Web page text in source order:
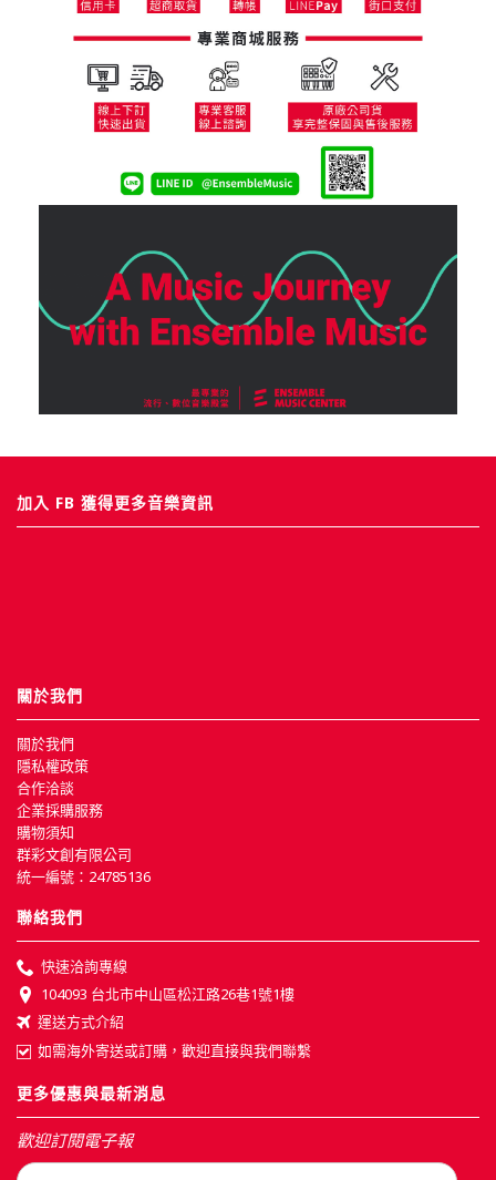
加入 FB 獲得更多音樂資訊
關於我們
關於我們
隱私權政策
合作洽談
企業採購服務
購物須知
群彩文創有限公司
統一編號：24785136
聯絡我們
快速洽詢專線
104093 台北市中山區松江路26巷1號1樓
運送方式介紹
如需海外寄送或訂購，歡迎直接與我們聯繫
更多優惠與最新消息
歡迎訂閱電子報